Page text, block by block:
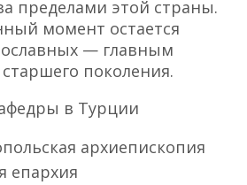
пределами этой страны.
момент остается
— главным
поколения.
в Турции
архиепископия
епархия